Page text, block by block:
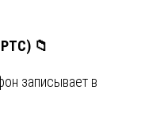
📁
записывает в